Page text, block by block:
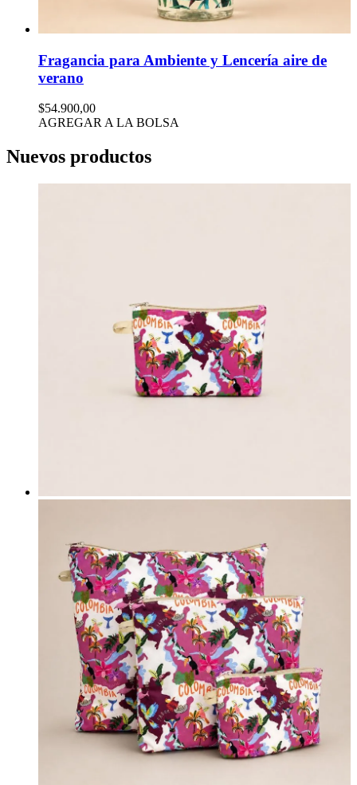
Fragancia para Ambiente y Lencería aire de
verano
$54.900,00
AGREGAR A LA BOLSA
Nuevos productos